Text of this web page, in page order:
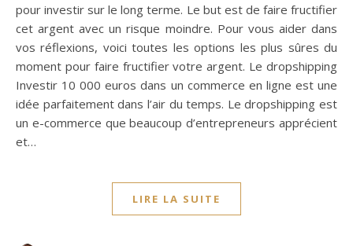
pour investir sur le long terme. Le but est de faire fructifier
cet argent avec un risque moindre. Pour vous aider dans
vos réflexions, voici toutes les options les plus sûres du
moment pour faire fructifier votre argent. Le dropshipping
Investir 10 000 euros dans un commerce en ligne est une
idée parfaitement dans l’air du temps. Le dropshipping est
un e-commerce que beaucoup d’entrepreneurs apprécient
et…
LIRE LA SUITE